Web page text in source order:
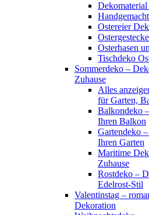
Dekomaterial
Ostereier
Ostergestecke
Osterhasen
Tischdeko
Sommerdeko –
Zuhause
Alles
für Garten,
Balkondeko
Ihren Balkon
Gartendeko
Ihren Garten
Maritime
Zuhause
Rostdeko –
Edelrost-Stil
Valentinstag –
Dekoration